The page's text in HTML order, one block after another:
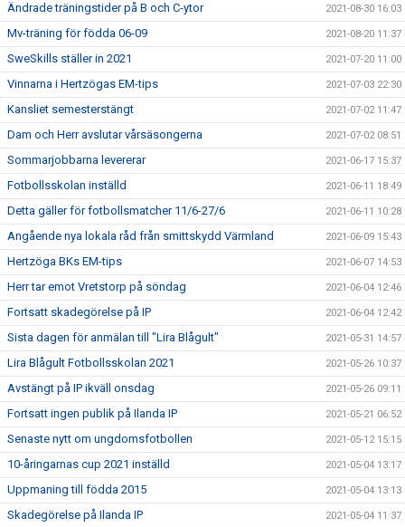
Ändrade träningstider på B och C-ytor 2021-08-30 16:03
Mv-träning för födda 06-09 2021-08-20 11:37
SweSkills ställer in 2021 2021-07-20 11:00
Vinnarna i Hertzögas EM-tips 2021-07-03 22:30
Kansliet semesterstängt 2021-07-02 11:47
Dam och Herr avslutar vårsäsongerna 2021-07-02 08:51
Sommarjobbarna levererar 2021-06-17 15:37
Fotbollsskolan inställd 2021-06-11 18:49
Detta gäller för fotbollsmatcher 11/6-27/6 2021-06-11 10:28
Angående nya lokala råd från smittskydd Värmland 2021-06-09 15:43
Hertzöga BKs EM-tips 2021-06-07 14:53
Herr tar emot Vretstorp på söndag 2021-06-04 12:46
Fortsatt skadegörelse på IP 2021-06-04 12:42
Sista dagen för anmälan till "Lira Blågult" 2021-05-31 14:57
Lira Blågult Fotbollsskolan 2021 2021-05-26 10:37
Avstängt på IP ikväll onsdag 2021-05-26 09:11
Fortsatt ingen publik på Ilanda IP 2021-05-21 06:52
Senaste nytt om ungdomsfotbollen 2021-05-12 15:15
10-åringarnas cup 2021 inställd 2021-05-04 13:17
Uppmaning till födda 2015 2021-05-04 13:13
Skadegörelse på Ilanda IP 2021-05-04 11:37